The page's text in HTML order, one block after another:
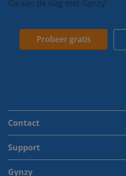
Ga aan de slag met Gynzy!
Probeer gratis
Contact
Support
Gynzy